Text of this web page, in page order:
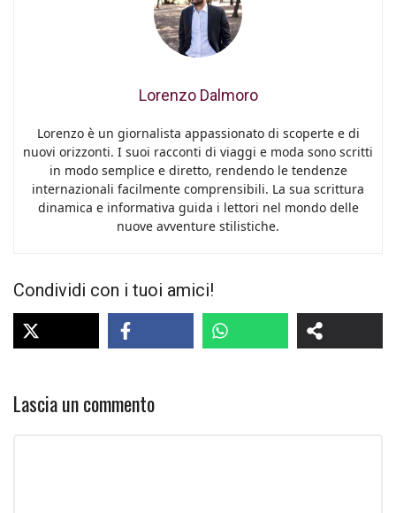
Lorenzo Dalmoro
Lorenzo è un giornalista appassionato di scoperte e di
nuovi orizzonti. I suoi racconti di viaggi e moda sono scritti
in modo semplice e diretto, rendendo le tendenze
internazionali facilmente comprensibili. La sua scrittura
dinamica e informativa guida i lettori nel mondo delle
nuove avventure stilistiche.
Condividi con i tuoi amici!
Lascia un commento